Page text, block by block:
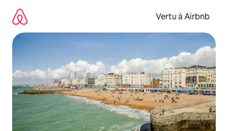
beint
Vertu á Airbnb